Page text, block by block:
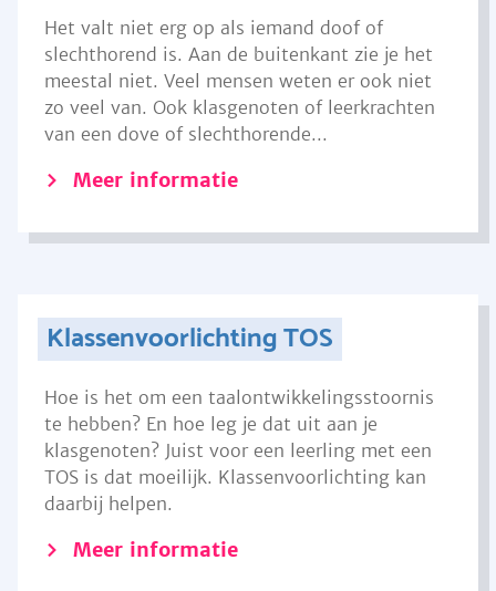
Het valt niet erg op als iemand doof of
slechthorend is. Aan de buitenkant zie je het
meestal niet. Veel mensen weten er ook niet
zo veel van. Ook klasgenoten of leerkrachten
van een dove of slechthorende...
Meer informatie
Klassenvoorlichting TOS
Hoe is het om een taalontwikkelingsstoornis
te hebben? En hoe leg je dat uit aan je
klasgenoten? Juist voor een leerling met een
TOS is dat moeilijk. Klassenvoorlichting kan
daarbij helpen.
Meer informatie